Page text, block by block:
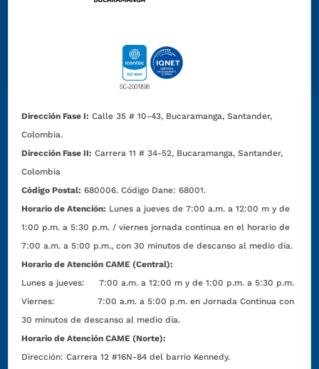
Dirección Fase I: Calle 35 # 10-43, Bucaramanga, Santander,
Colombia.
Dirección Fase II: Carrera 11 # 34-52, Bucaramanga, Santander,
Colombia
Código Postal: 680006. Código Dane: 68001.
Horario de Atención: Lunes a jueves de 7:00 a.m. a 12:00 m y de
1:00 p.m. a 5:30 p.m. / viernes jornada continua en el horario de
7:00 a.m. a 5:00 p.m., con 30 minutos de descanso al medio día.
Horario de Atención CAME (Central):
Lunes a jueves: 7:00 a.m. a 12:00 m y de 1:00 p.m. a 5:30 p.m.
Viernes: 7:00 a.m. a 5:00 p.m. en Jornada Continua con
30 minutos de descanso al medio día.
Horario de Atención CAME (Norte):
Dirección:Carrera 12 #16N-84 del barrio Kennedy.